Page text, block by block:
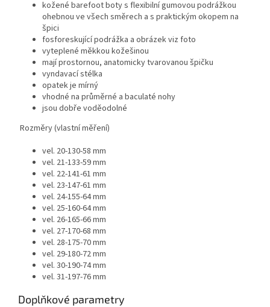
kožené barefoot boty s flexibilní gumovou podrážkou
ohebnou ve všech směrech a s praktickým okopem na
špici
fosforeskující podrážka a obrázek viz foto
vyteplené měkkou kožešinou
mají prostornou, anatomicky tvarovanou špičku
vyndavací stélka
opatek je mírný
vhodné na průměrné a baculaté nohy
jsou dobře voděodolné
Rozměry (vlastní měření)
vel. 20-130-58 mm
vel. 21-133-59 mm
vel. 22-141-61 mm
vel. 23-147-61 mm
vel. 24-155-64 mm
vel. 25-160-64 mm
vel. 26-165-66 mm
vel. 27-170-68 mm
vel. 28-175-70 mm
vel. 29-180-72 mm
vel. 30-190-74 mm
vel. 31-197-76 mm
Doplňkové parametry